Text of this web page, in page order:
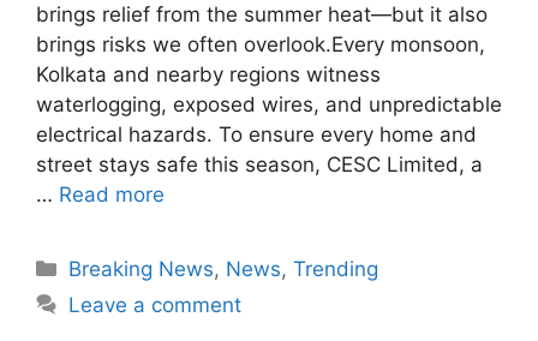
brings relief from the summer heat—but it also
brings risks we often overlook.Every monsoon,
Kolkata and nearby regions witness
waterlogging, exposed wires, and unpredictable
electrical hazards. To ensure every home and
street stays safe this season, CESC Limited, a
… Read more
Categories
Breaking News, News,Trending
Leave a comment